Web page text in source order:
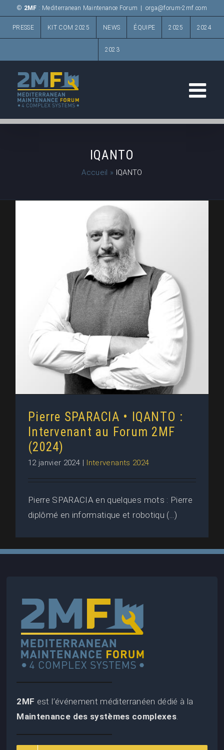
Passer
contenu
© 2MF : Mediterranean Maintenance Forum orga@forum-2mf.com
PRESSE KIT COM 2025 NEWS ÉQUIPE 2025 2024
2023
IQANTO
Accueil » IQANTO
Pierre SPARACIA • IQANTO :
Intervenant au Forum 2MF (2024)
Pierre SPARACIA • IQANTO :
Intervenant au Forum 2MF
(2024)
12 janvier 2024 Intervenants 2024
Pierre SPARACIA en quelques mots : Pierre
diplômé en informatique et robotiqu (...)
2MF est l’événement méditerranéen dédié à la
Maintenance des systèmes complexes.